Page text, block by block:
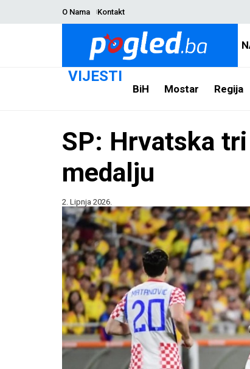
O Nama Kontakt
VIJESTI
BiH Mostar Regija
SP: Hrvatska
medalju
2. Lipnja 2026.